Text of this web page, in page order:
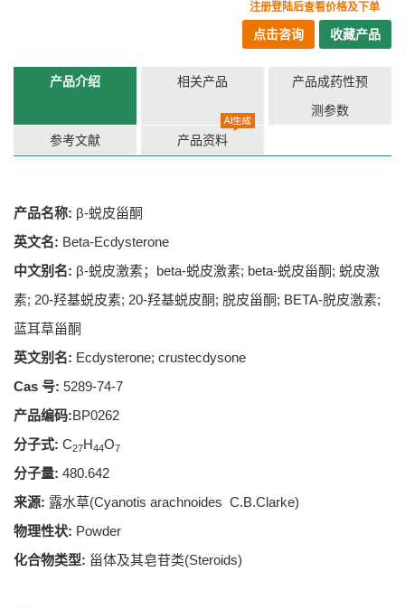
注册登陆后查看价格及下单
点击咨询 收藏产品
产品介绍 相关产品
产品成药性预
测参数
参考文献 产品资料
产品名称: β-蜕皮甾酮
英文名: Beta-Ecdysterone
中文别名: β-蜕皮激素；beta-蜕皮激素; beta-蜕皮甾酮; 蜕皮激
素; 20-羟基蜕皮素; 20-羟基蜕皮酮; 脱皮甾酮; BETA-脱皮激素;
蓝耳草甾酮
英文别名: Ecdysterone; crustecdysone
Cas 号: 5289-74-7
产品编码:BP0262
分子式: C27H44O7
分子量: 480.642
来源: 露水草(Cyanotis arachnoides C.B.Clarke)
物理性状: Powder
化合物类型: 甾体及其皂苷类(Steroids)